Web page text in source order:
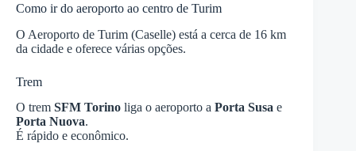
Como ir do aeroporto ao centro de Turim
O Aeroporto de Turim (Caselle) está a cerca de 16 km
da cidade e oferece várias opções.
Trem
O trem SFM Torino liga o aeroporto a Porta Susa e
Porta Nuova.
É rápido e econômico.